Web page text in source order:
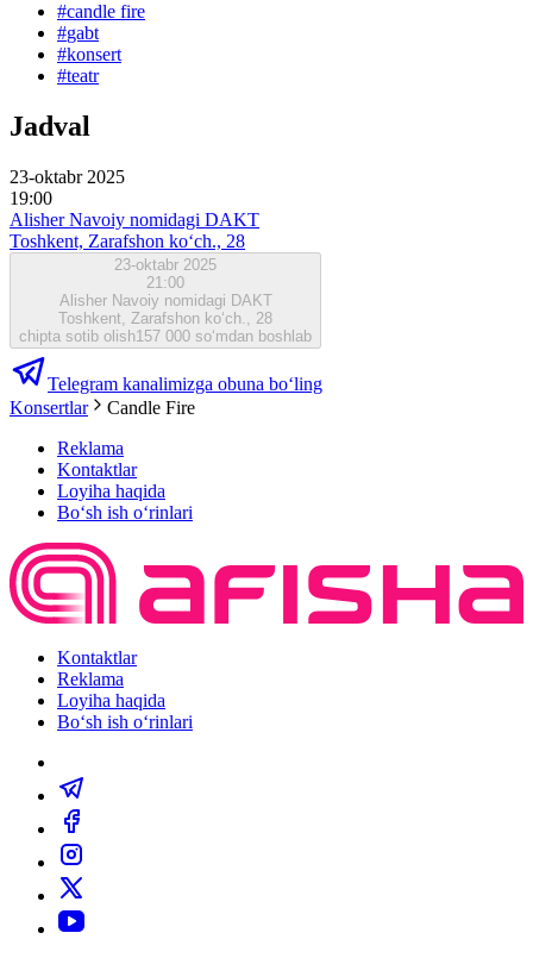
#candle fire
#gabt
#konsert
#teatr
Jadval
23-oktabr 2025
19:00
Alisher Navoiy nomidagi DAKT
Toshkent, Zarafshon ko‘ch., 28
23-oktabr 2025
21:00
Alisher Navoiy nomidagi DAKT
Toshkent, Zarafshon ko‘ch., 28
chipta sotib olish157 000 so‘mdan boshlab
Telegram kanalimizga obuna bo‘ling
Konsertlar
Candle Fire
Reklama
Kontaktlar
Loyiha haqida
Bo‘sh ish o‘rinlari
Kontaktlar
Reklama
Loyiha haqida
Bo‘sh ish o‘rinlari